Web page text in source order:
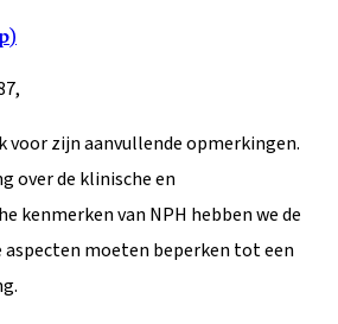
voor zijn aanvullende opmerkingen.
over de klinische en
kenmerken van NPH hebben we de
moeten beperken tot een